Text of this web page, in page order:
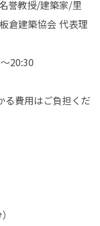
誉教授/建築家/里
倉建築協会 代表理
20:30
費用はご負担くだ